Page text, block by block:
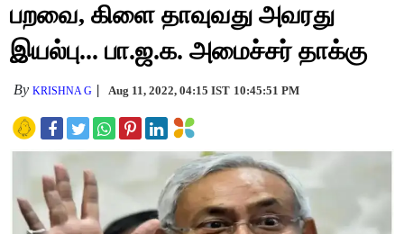
பறவை, கிளை தாவுவது அவரது
இயல்பு... பா.ஜ.க. அமைச்சர் தாக்கு
ByKRISHNA G Aug 11, 2022, 04:15 IST 10:45:51 PM